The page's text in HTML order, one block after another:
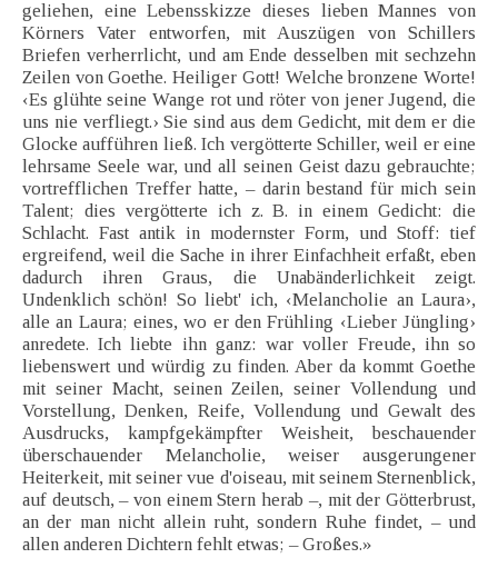
geliehen, eine Lebensskizze dieses lieben Mannes von
Körners Vater entworfen, mit Auszügen von Schillers
Briefen verherrlicht, und am Ende desselben mit sechzehn
Zeilen von Goethe. Heiliger Gott! Welche bronzene Worte!
‹Es glühte seine Wange rot und röter von jener Jugend, die
uns nie verfliegt.› Sie sind aus dem Gedicht, mit dem er die
Glocke aufführen ließ. Ich vergötterte Schiller, weil er eine
lehrsame Seele war, und all seinen Geist dazu gebrauchte;
vortrefflichen Treffer hatte, – darin bestand für mich sein
Talent; dies vergötterte ich z. B. in einem Gedicht: die
Schlacht. Fast antik in modernster Form, und Stoff: tief
ergreifend, weil die Sache in ihrer Einfachheit erfaßt, eben
dadurch ihren Graus, die Unabänderlichkeit zeigt.
Undenklich schön! So liebt' ich, ‹Melancholie an Laura›,
alle an Laura; eines, wo er den Frühling ‹Lieber Jüngling›
anredete. Ich liebte ihn ganz: war voller Freude, ihn so
liebenswert und würdig zu finden. Aber da kommt Goethe
mit seiner Macht, seinen Zeilen, seiner Vollendung und
Vorstellung, Denken, Reife, Vollendung und Gewalt des
Ausdrucks, kampfgekämpfter Weisheit, beschauender
überschauender Melancholie, weiser ausgerungener
Heiterkeit, mit seiner vue d'oiseau, mit seinem Sternenblick,
auf deutsch, – von einem Stern herab –, mit der Götterbrust,
an der man nicht allein ruht, sondern Ruhe findet, – und
allen anderen Dichtern fehlt etwas; – Großes.»